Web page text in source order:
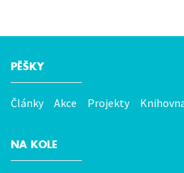
Hlavní
menu
PĚŠKY
Články Akce Projekty
NA KOLE